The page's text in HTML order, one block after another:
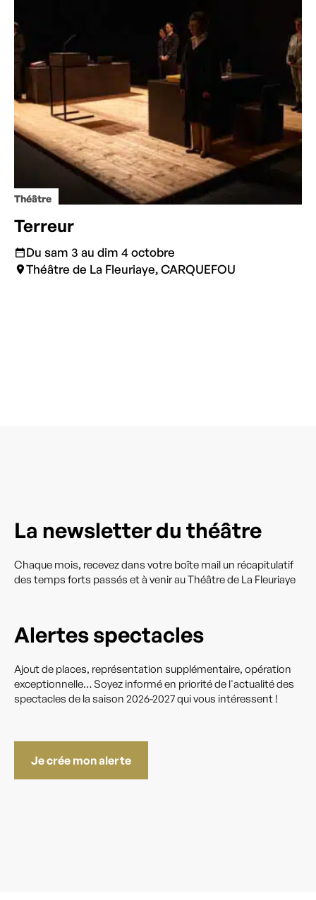
Théâtre
Terreur
Du sam 3 au dim 4 octobre
Théâtre de La Fleuriaye, CARQUEFOU
La newsletter du théâtre
Chaque mois, recevez dans votre boîte mail un récapitulatif
des temps forts passés et à venir au Théâtre de La Fleuriaye
Alertes spectacles
Ajout de places, représentation supplémentaire, opération
exceptionnelle… Soyez informé en priorité de l'actualité des
spectacles de la saison 2026-2027 qui vous intéressent !
Je crée mon alerte